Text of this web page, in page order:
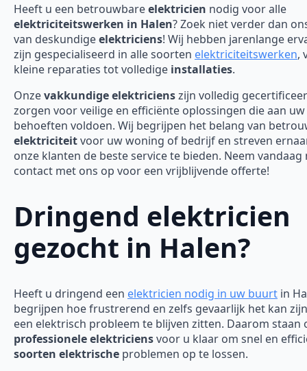
Heeft u een betrouwbareelektricien nodig voor alle
elektriciteitswerken in Halen? Zoek niet verder dan
van deskundigeelektriciens! Wij hebben jarenlange
zijn gespecialiseerd in alle soorten elektriciteitswerken,
kleine reparaties tot volledige installaties.
Onzevakkundige elektricienszijn volledig
zorgen voor veilige en efficiënte oplossingen die aan uw
behoeften voldoen. Wij begrijpen het belang van
elektriciteitvoor uw woning of bedrijf en streven
onze klanten de beste service te bieden. Neem vandaag
contact met ons op voor een vrijblijvende offerte!
Dringend elektricien
gezocht in Halen?
Heeft u dringend een elektricien nodig in uw buurt in
begrijpen hoe frustrerend en zelfs gevaarlijk het kan
een elektrisch probleem te blijven zitten. Daarom staan
professionele elektriciensvoor u klaar om snel en
soorten elektrische problemen op te lossen.